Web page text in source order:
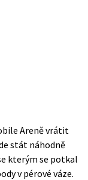
Areně vrátit
stát náhodně
kterým se potkal
v pérové váze.